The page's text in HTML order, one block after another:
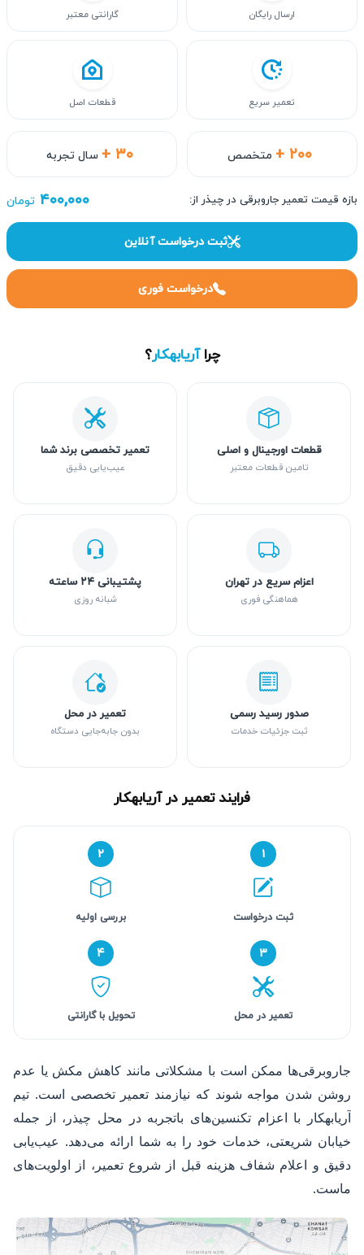
+ ۲۰۰ متخصص + ۳۰ سال تجربه
ارسال رایگان گارانتی معتبر
تعمیر سریع قطعات اصل
بازه قیمت تعمیر جاروبرقی در چیذر از: ۴۰۰,۰۰۰ تومان
ثبت درخواست آنلاین
درخواست فوری
چراآریابهکار؟
قطعات اورجینال و اصلی
تامین قطعات معتبر
تعمیر تخصصی برند شما
عیب‌یابی دقیق
اعزام سریع در تهران
هماهنگی فوری
پشتیبانی ۲۴ ساعته
شبانه روزی
صدور رسید رسمی
ثبت جزئیات خدمات
تعمیر در محل
بدون جابه‌جایی دستگاه
فرایند تعمیر در آریابهکار
۱
ثبت درخواست
۲
بررسی اولیه
۳
تعمیر در محل
۴
تحویل با گارانتی
جاروبرقی‌ها ممکن است با مشکلاتی مانند کاهش مکش یا عدم
روشن شدن مواجه شوند که نیازمند تعمیر تخصصی است. تیم
آریابهکار با اعزام تکنسین‌های باتجربه در محل چیذر، از جمله
خیابان شریعتی، خدمات خود را به شما ارائه می‌دهد. عیب‌یابی
دقیق و اعلام شفاف هزینه قبل از شروع تعمیر، از اولویت‌های
ماست.